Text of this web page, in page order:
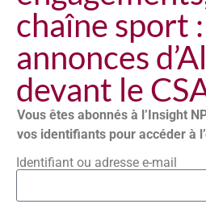
chaîne sport
annonces
devant le
Vous êtes abonnés à l’Insight
vos identifiants pour accéder à
Identifiant ou adresse e-mail